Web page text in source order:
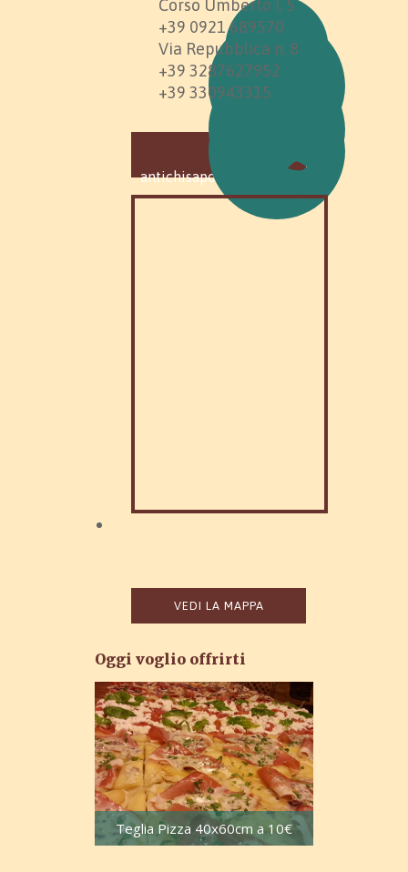
Corso Umberto I, 5
+39 0921 689570
Via Repubblica n. 8
+39 3287627952
+39 330943315
antichisaporimadoniti.it
VEDI LA MAPPA
Oggi voglio offrirti
Teglia Pizza 40x60cm a 10€